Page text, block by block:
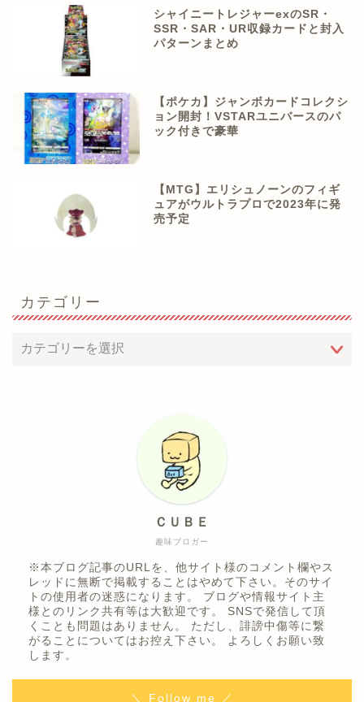
シャイニートレジャーexのSR・
SSR・SAR・UR収録カードと封入
パターンまとめ
【ポケカ】ジャンボカードコレクシ
ョン開封！VSTARユニバースのパ
ック付きで豪華
【MTG】エリシュノーンのフィギ
ュアがウルトラプロで2023年に発
売予定
カテゴリー
趣味ブロガー
ＣＵＢＥ
※本ブログ記事のURLを、他サイト様のコメント欄やス
レッドに無断で掲載することはやめて下さい。そのサイ
トの使用者の迷惑になります。 ブログや情報サイト主
様とのリンク共有等は大歓迎です。 SNSで発信して頂
くことも問題はありません。 ただし、誹謗中傷等に繋
がることについてはお控え下さい。 よろしくお願い致
します。
＼ Follow me ／